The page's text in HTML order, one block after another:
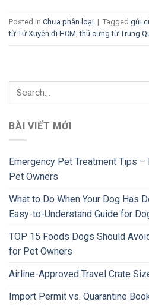
Posted in Chưa phân loại | Tagged gửi
từ Tứ Xuyên đi HCM,thú cưng từ Trung
BÀI VIẾT MỚI
Emergency Pet Treatment Tips
Pet Owners
What to Do When Your Dog Has
Easy-to-Understand Guide for
TOP 15 Foods Dogs Should
for Pet Owners
Airline-Approved Travel Crate
Import Permit vs. Quarantine